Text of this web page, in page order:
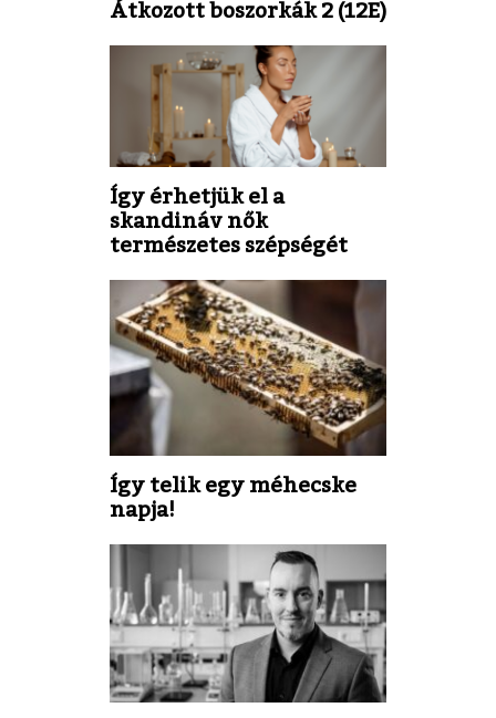
Átkozott boszorkák 2 (12E)
Így érhetjük el a
skandináv nők
természetes szépségét
Így telik egy méhecske
napja!